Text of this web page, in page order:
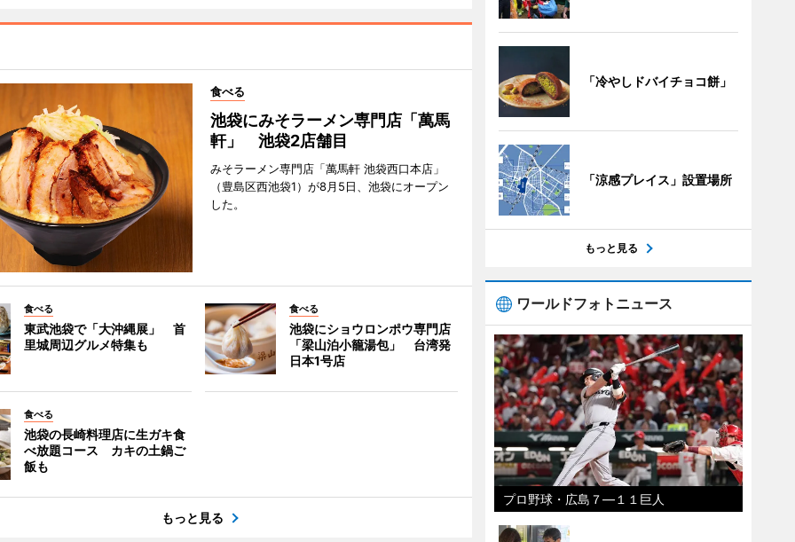
食べる
池袋にみそラーメン専門店「萬馬
軒」 池袋2店舗目
みそラーメン専門店「萬馬軒 池袋西口本店」
（豊島区西池袋1）が8月5日、池袋にオープン
した。
食べる
東武池袋で「大沖縄展」 首
里城周辺グルメ特集も
食べる
池袋にショウロンポウ専門店
「梁山泊小籠湯包」 台湾発
日本1号店
食べる
池袋の長崎料理店に生ガキ食
べ放題コース カキの土鍋ご
飯も
もっと見る
「冷やしドバイチョコ餅」
「涼感プレイス」設置場所
もっと見る
ワールドフォトニュース
プロ野球・広島７―１１巨人